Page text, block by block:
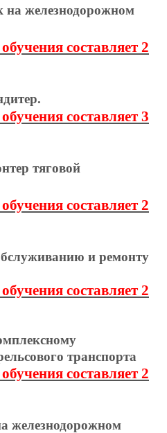
на железнодорожном
составляет 2
составляет 3
тяговой
составляет 2
и ремонту
составляет 2
транспорта
составляет 2
железнодорожном